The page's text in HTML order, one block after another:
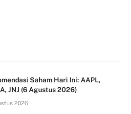
Saham Hari Ini: AAPL,
JNJ (6 Agustus 2026)
2026